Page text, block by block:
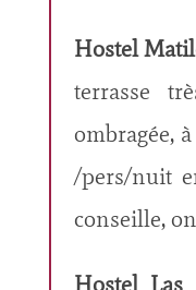
Hostel
terrasse
ombragée,
/pers/nuit
conseille,